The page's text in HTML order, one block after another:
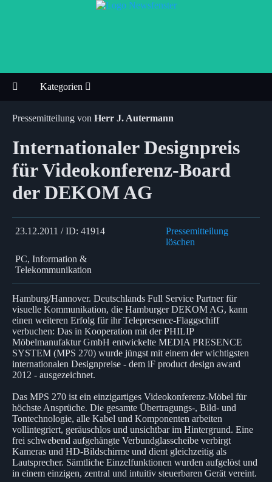
Kategorien
Pressemitteilung von Herr J. Autermann
Internationaler Designpreis
für Videokonferenz-Board
der DEKOM AG
23.12.2011 / ID: 41914
Pressemitteilung
löschen
PC, Information &
Telekommunikation
Hamburg/Hannover. Deutschlands Full Service Partner für
visuelle Kommunikation, die Hamburger DEKOM AG, kann
einen weiteren Erfolg für ihr Telepresence-Flaggschiff
verbuchen: Das in Kooperation mit der PHILIP
Möbelmanufaktur GmbH entwickelte MEDIA PRESENCE
SYSTEM (MPS 270) wurde jüngst mit einem der wichtigsten
internationalen Designpreise - dem iF product design award
2012 - ausgezeichnet.
Das MPS 270 ist ein einzigartiges Videokonferenz-Möbel für
höchste Ansprüche. Die gesamte Übertragungs-, Bild- und
Tontechnologie, alle Kabel und Komponenten arbeiten
vollintegriert, geräuschlos und unsichtbar im Hintergrund. Eine
frei schwebend aufgehängte Verbundglasscheibe verbirgt
Kameras und HD-Bildschirme und dient gleichzeitig als
Lautsprecher. Sämtliche Einzelfunktionen wurden aufgelöst und
in einem einzigen, zentral und intuitiv steuerbaren Gerät vereint.